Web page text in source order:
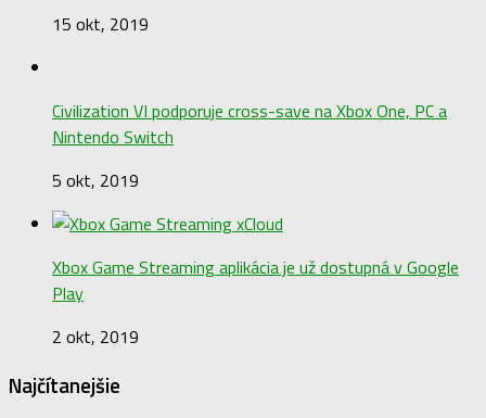
15 okt, 2019
Civilization VI podporuje cross-save na Xbox One, PC a
Nintendo Switch
5 okt, 2019
Xbox Game Streaming aplikácia je už dostupná v Google
Play
2 okt, 2019
Najčítanejšie